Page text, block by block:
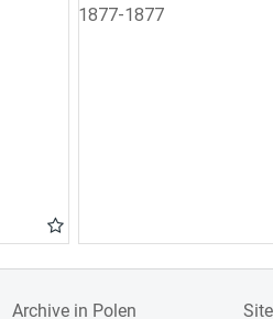
1877-1877
Archive in Polen